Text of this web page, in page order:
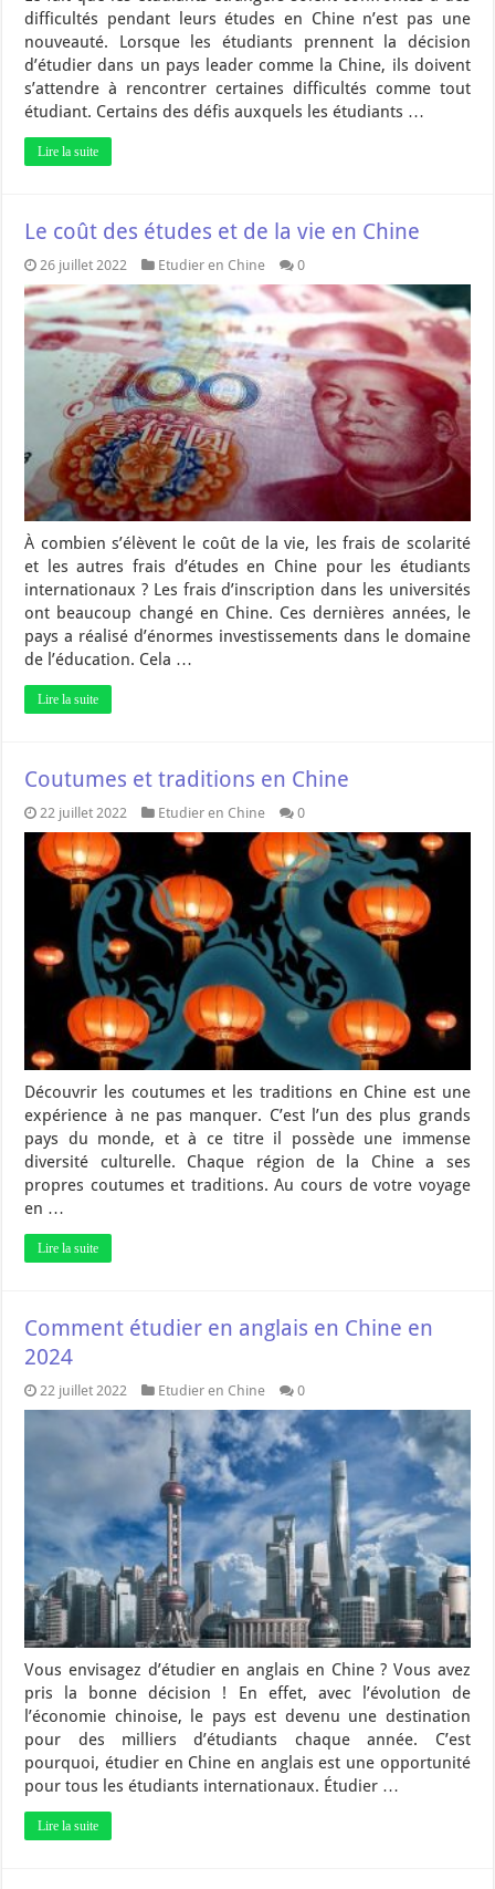
difficultés pendant leurs études en Chine n’est pas une
nouveauté. Lorsque les étudiants prennent la décision
d’étudier dans un pays leader comme la Chine, ils doivent
s’attendre à rencontrer certaines difficultés comme tout
étudiant. Certains des défis auxquels les étudiants …
Lire la suite
Le coût des études et de la vie en Chine
26 juillet 2022 Etudier en Chine 0
À combien s’élèvent le coût de la vie, les frais de scolarité
et les autres frais d’études en Chine pour les étudiants
internationaux ? Les frais d’inscription dans les universités
ont beaucoup changé en Chine. Ces dernières années, le
pays a réalisé d’énormes investissements dans le domaine
de l’éducation. Cela …
Lire la suite
Coutumes et traditions en Chine
22 juillet 2022 Etudier en Chine 0
Découvrir les coutumes et les traditions en Chine est une
expérience à ne pas manquer. C’est l’un des plus grands
pays du monde, et à ce titre il possède une immense
diversité culturelle. Chaque région de la Chine a ses
propres coutumes et traditions. Au cours de votre voyage
en …
Lire la suite
Comment étudier en anglais en Chine en
2024
22 juillet 2022 Etudier en Chine 0
Vous envisagez d’étudier en anglais en Chine ? Vous avez
pris la bonne décision ! En effet, avec l’évolution de
l’économie chinoise, le pays est devenu une destination
pour des milliers d’étudiants chaque année. C’est
pourquoi, étudier en Chine en anglais est une opportunité
pour tous les étudiants internationaux. Étudier …
Lire la suite